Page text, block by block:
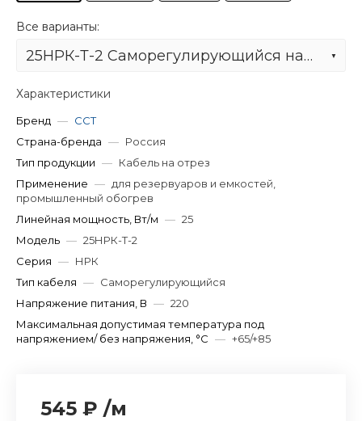
Все варианты:
25НРК-Т-2 Саморегулирующийся нагревательный кабель
Характеристики
Бренд — ССТ
Страна-бренда — Россия
Тип продукции — Кабель на отрез
Применение — для резервуаров и емкостей,
промышленный обогрев
Линейная мощность, Вт/м — 25
Модель — 25НРК-Т-2
Серия — НРК
Тип кабеля — Саморегулирующийся
Напряжение питания, В — 220
Максимальная допустимая температура под
напряжением/ без напряжения, °C — +65/+85
545 ₽ /м